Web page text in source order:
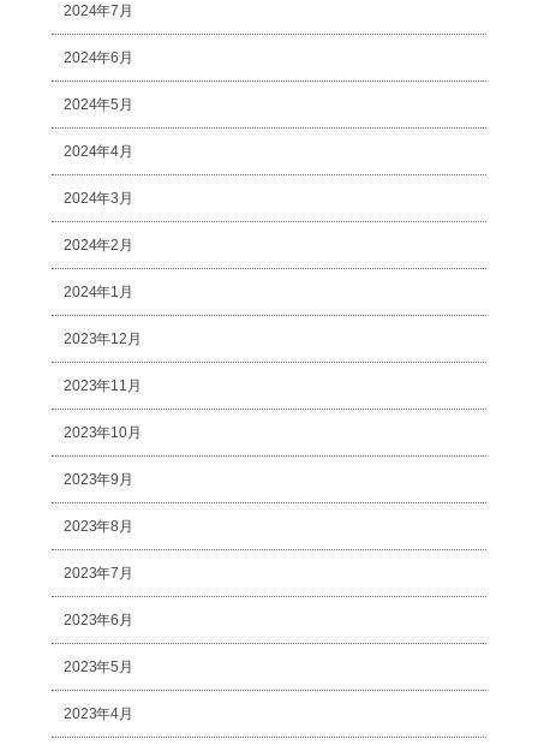
2024年7月
2024年6月
2024年5月
2024年4月
2024年3月
2024年2月
2024年1月
2023年12月
2023年11月
2023年10月
2023年9月
2023年8月
2023年7月
2023年6月
2023年5月
2023年4月